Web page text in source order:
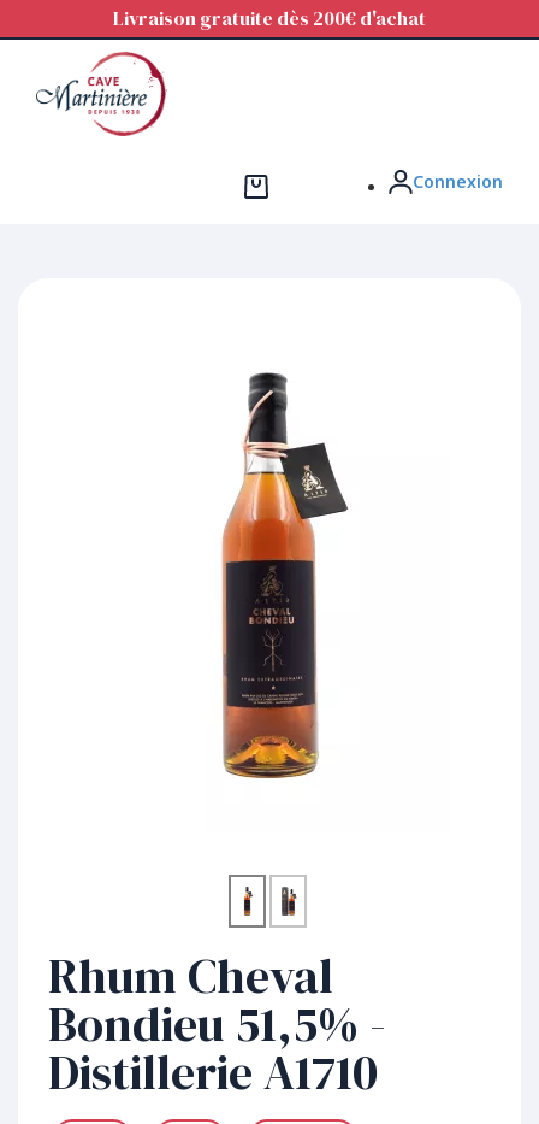
Livraison gratuite dès 200€ d'achat
Connexion
Rhum Cheval
Bondieu 51,5% -
Distillerie A1710
Panneau de gestion des cookies